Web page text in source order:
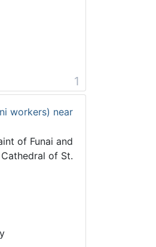
1
workers) near
of Funai and
of St.